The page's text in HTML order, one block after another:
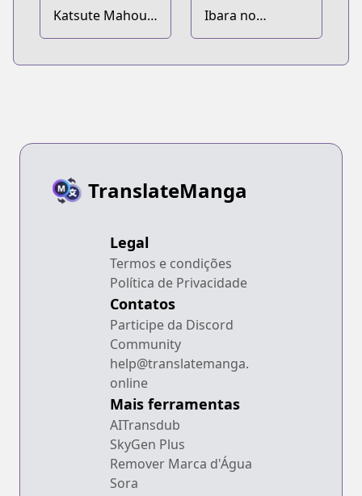
Katsute Mahou
Shoujo to Aku
Ibara no
Kanmuri
TranslateManga
Legal
Termos e condições
Política de Privacidade
Contatos
Participe da Discord
Community
help@translatemanga.
online
Mais ferramentas
AITransdub
SkyGen Plus
Remover Marca d'Água
Sora